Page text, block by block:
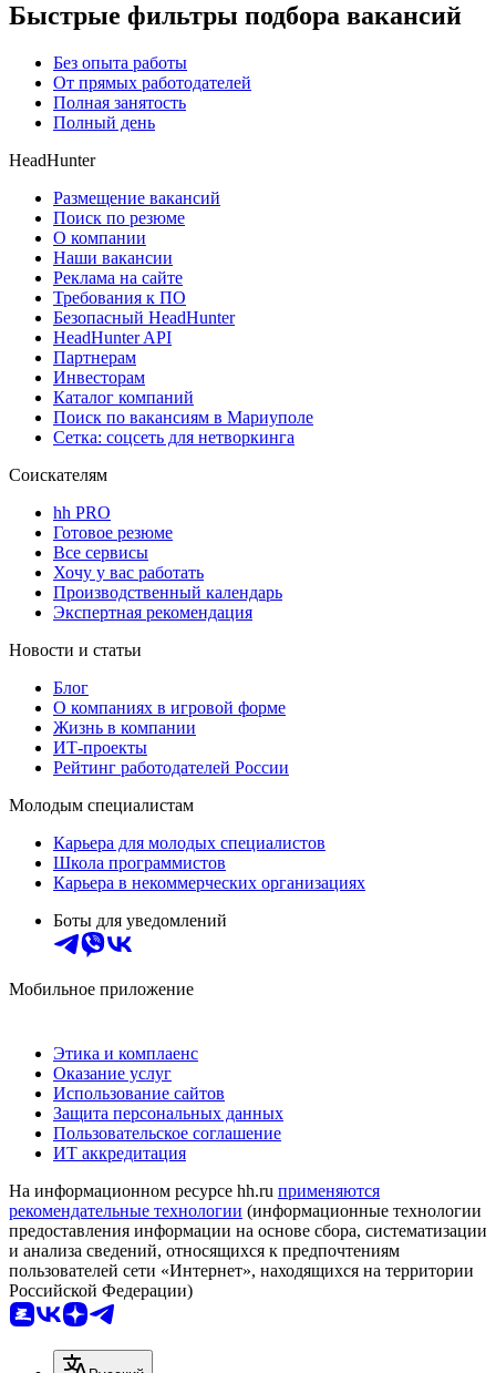
Быстрые фильтры подбора вакансий
Без опыта работы
От прямых работодателей
Полная занятость
Полный день
HeadHunter
Размещение вакансий
Поиск по резюме
О компании
Наши вакансии
Реклама на сайте
Требования к ПО
Безопасный HeadHunter
HeadHunter API
Партнерам
Инвесторам
Каталог компаний
Поиск по вакансиям в Мариуполе
Сетка: соцсеть для нетворкинга
Соискателям
hh PRO
Готовое резюме
Все сервисы
Хочу у вас работать
Производственный календарь
Экспертная рекомендация
Новости и статьи
Блог
О компаниях в игровой форме
Жизнь в компании
ИТ-проекты
Рейтинг работодателей России
Молодым специалистам
Карьера для молодых специалистов
Школа программистов
Карьера в некоммерческих организациях
Боты для уведомлений
Мобильное приложение
Этика и комплаенс
Оказание услуг
Использование сайтов
Защита персональных данных
Пользовательское соглашение
ИТ аккредитация
На информационном ресурсе hh.ru применяются
рекомендательные технологии (информационные технологии
предоставления информации на основе сбора, систематизации
и анализа сведений, относящихся к предпочтениям
пользователей сети «Интернет», находящихся на территории
Российской Федерации)